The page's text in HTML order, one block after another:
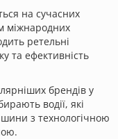
на сучасних
міжнародних
ретельні
та ефективність
брендів у
водії, які
шини з технологічною